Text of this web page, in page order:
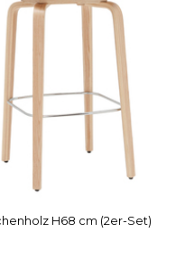
H68 cm (2er-Set)